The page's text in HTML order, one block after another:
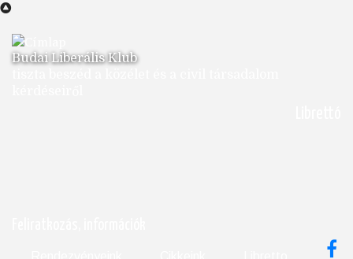
Ugrás
tartalomra
Budai Liberális Klub